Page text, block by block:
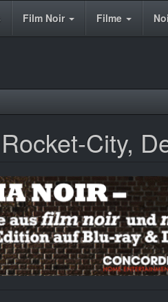
Film Noir Filme
City,